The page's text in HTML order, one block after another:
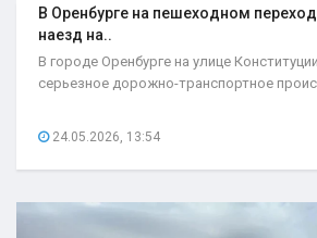
В Оренбурге на пешеходном
наезд на..
В городе Оренбурге на улице
серьезное дорожно-транспортное
24.05.2026, 13:54